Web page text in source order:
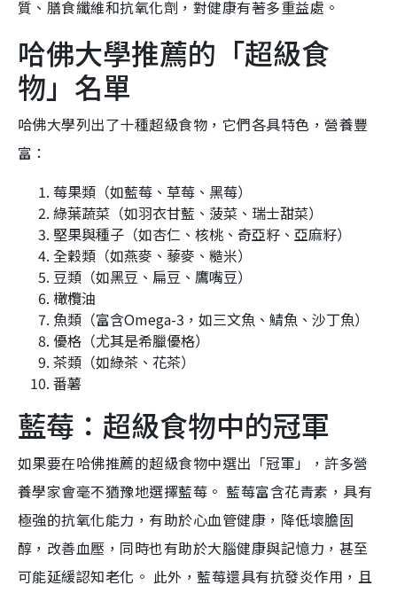
質、膳食纖維和抗氧化劑，對健康有著多重益處。
哈佛大學推薦的「超級食
物」名單
哈佛大學列出了十種超級食物，它們各具特色，營養豐
富：
莓果類（如藍莓、草莓、黑莓）
綠葉蔬菜（如羽衣甘藍、菠菜、瑞士甜菜）
堅果與種子（如杏仁、核桃、奇亞籽、亞麻籽）
全穀類（如燕麥、藜麥、糙米）
豆類（如黑豆、扁豆、鷹嘴豆）
橄欖油
魚類（富含Omega-3，如三文魚、鯖魚、沙丁魚）
優格（尤其是希臘優格）
茶類（如綠茶、花茶）
番薯
藍莓：超級食物中的冠軍
如果要在哈佛推薦的超級食物中選出「冠軍」，許多營
養學家會毫不猶豫地選擇藍莓。 藍莓富含花青素，具有
極強的抗氧化能力，有助於心血管健康，降低壞膽固
醇，改善血壓，同時也有助於大腦健康與記憶力，甚至
可能延緩認知老化。 此外，藍莓還具有抗發炎作用，且